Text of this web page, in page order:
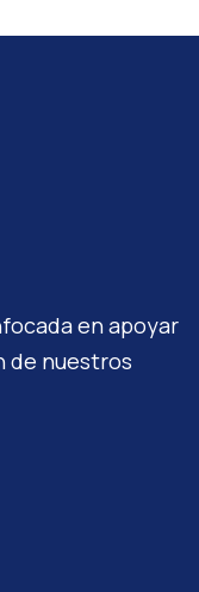
en apoyar
de nuestros